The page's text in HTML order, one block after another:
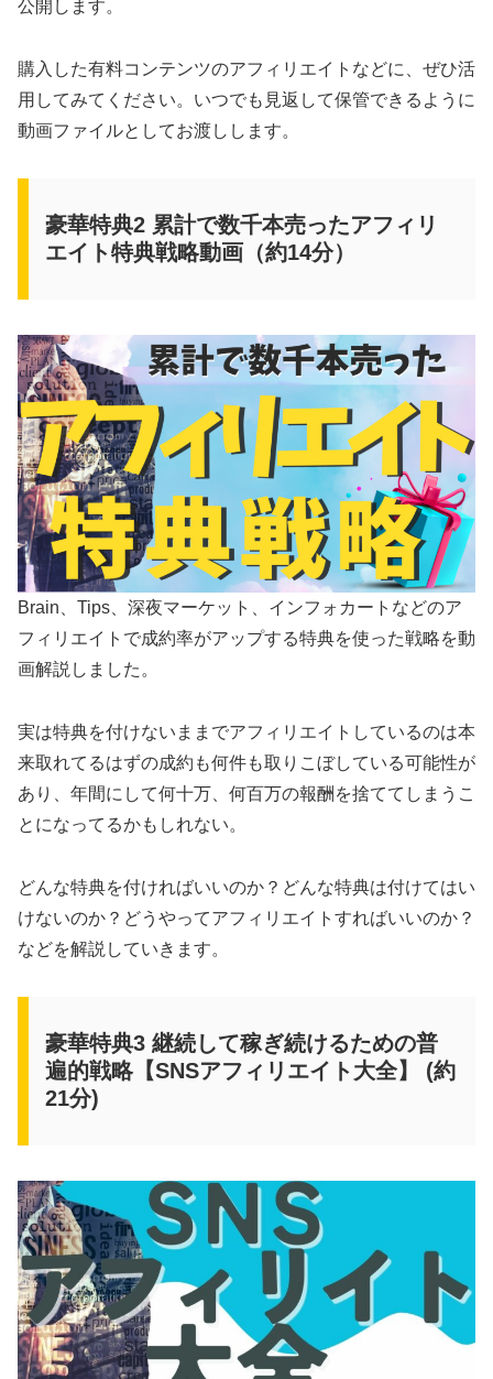
公開します。
購入した有料コンテンツのアフィリエイトなどに、ぜひ活
用してみてください。いつでも見返して保管できるように
動画ファイルとしてお渡しします。
豪華特典2 累計で数千本売ったアフィリ
エイト特典戦略動画（約14分）
Brain、Tips、深夜マーケット、インフォカートなどのア
フィリエイトで成約率がアップする特典を使った戦略を動
画解説しました。
実は特典を付けないままでアフィリエイトしているのは本
来取れてるはずの成約も何件も取りこぼしている可能性が
あり、年間にして何十万、何百万の報酬を捨ててしまうこ
とになってるかもしれない。
どんな特典を付ければいいのか？どんな特典は付けてはい
けないのか？どうやってアフィリエイトすればいいのか？
などを解説していきます。
豪華特典3 継続して稼ぎ続けるための普
遍的戦略【SNSアフィリエイト大全】 (約
21分)